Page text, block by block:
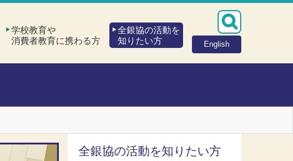
English
学校教育や
消費者教育に携わる方
全銀協の活動を
知りたい方
全銀協の活動を知りたい方